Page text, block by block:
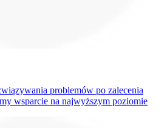
problemów po zalecenia
wsparcie na najwyższym poziomie